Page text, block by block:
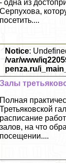
- одна из
Серпухова,
посетить....
Notice:
/var/www/
penza.ru/
Залы
Полная
Третьяковской
расписание
залов, на что
посещении....